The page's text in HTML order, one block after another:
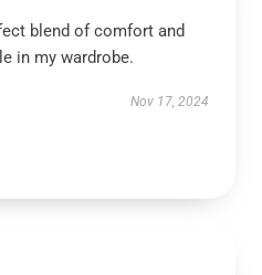
blend of comfort and
in my wardrobe.
Nov 17, 2024